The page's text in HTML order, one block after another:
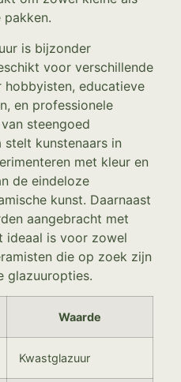
is bijzonder
voor verschillende
educatieve
en professionele
steengoed
kunstenaars in
met kleur en
de eindeloze
kunst. Daarnaast
aangebracht met
ideaal is voor zowel
die op zoek zijn
glazuuropties.
Waarde
Kwastglazuur